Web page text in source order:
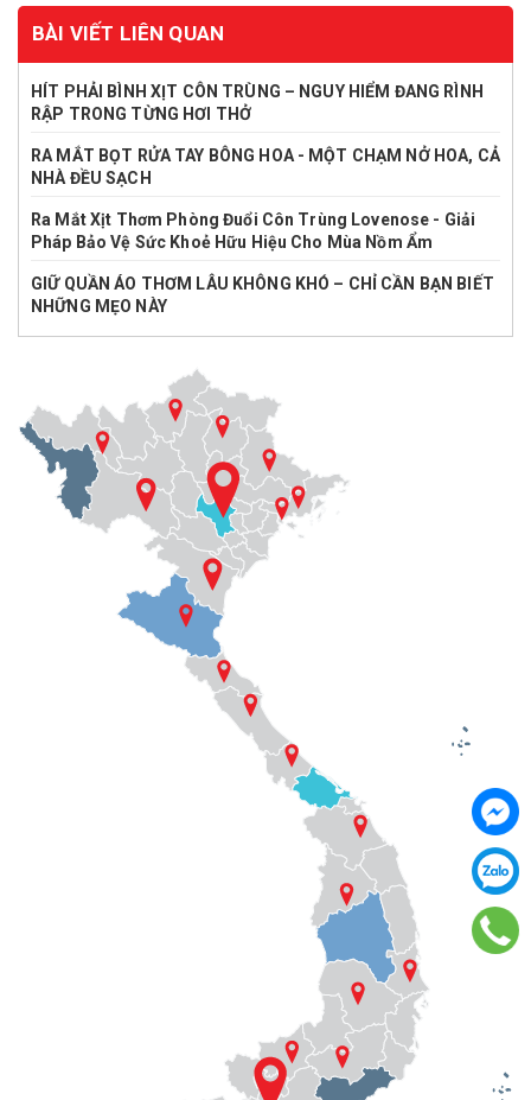
BÀI VIẾT LIÊN QUAN
HÍT PHẢI BÌNH XỊT CÔN TRÙNG – NGUY HIỂM ĐANG RÌNH
RẬP TRONG TỪNG HƠI THỞ
RA MẮT BỌT RỬA TAY BÔNG HOA - MỘT CHẠM NỞ HOA, CẢ
NHÀ ĐỀU SẠCH
Ra Mắt Xịt Thơm Phòng Đuổi Côn Trùng Lovenose - Giải
Pháp Bảo Vệ Sức Khoẻ Hữu Hiệu Cho Mùa Nồm Ẩm
GIỮ QUẦN ÁO THƠM LÂU KHÔNG KHÓ – CHỈ CẦN BẠN BIẾT
NHỮNG MẸO NÀY